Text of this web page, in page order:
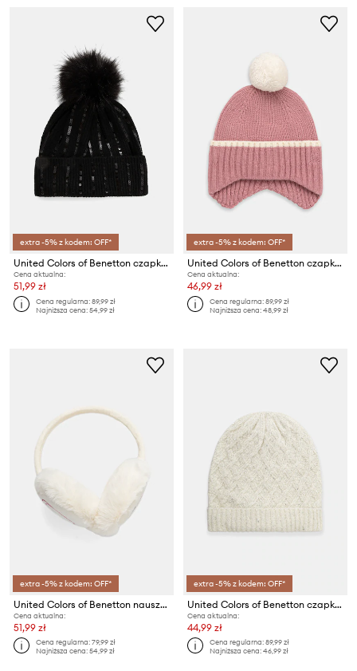
extra -5% z kodem: OFF*
United Colors of Benetton czapka dziecięca
Cena aktualna:
51,99 zł
Cena regularna:89,99 zł
Najniższa cena:54,99 zł
extra -5% z kodem: OFF*
United Colors of Benetton czapka dziecięca
Cena aktualna:
46,99 zł
Cena regularna:89,99 zł
Najniższa cena:48,99 zł
extra -5% z kodem: OFF*
United Colors of Benetton nauszniki
Cena aktualna:
51,99 zł
Cena regularna:79,99 zł
Najniższa cena:54,99 zł
extra -5% z kodem: OFF*
United Colors of Benetton czapka
Cena aktualna:
44,99 zł
Cena regularna:89,99 zł
Najniższa cena:46,99 zł